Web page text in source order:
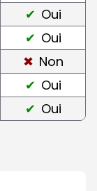
Oui
Oui
Non
Oui
Oui